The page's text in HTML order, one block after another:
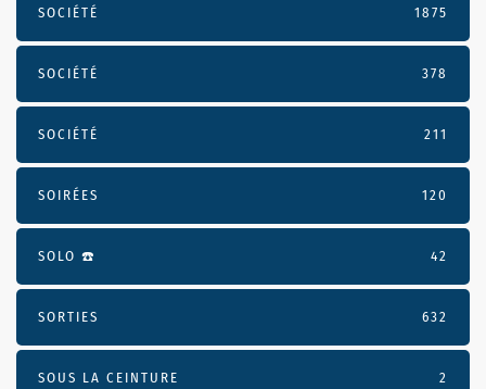
SOCIÉTÉ 1875
SOCIÉTÉ 378
SOCIÉTÉ 211
SOIRÉES 120
SOLO ☎️ 42
SORTIES 632
SOUS LA CEINTURE 2